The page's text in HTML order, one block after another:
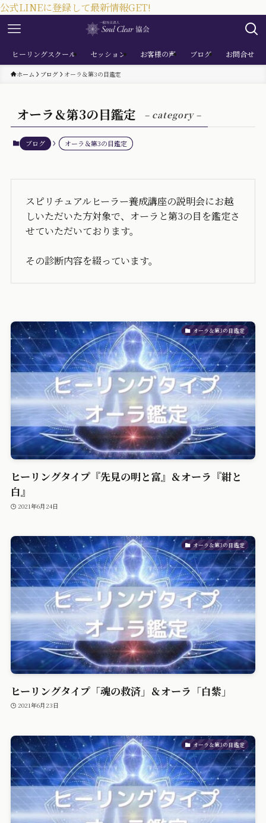
公式LINEに登録して最新情報GET!
ヒーリングスクール セッション お客様の声 ブログ お問合せ
ホーム ブログ オーラ＆第3の目鑑定
オーラ＆第3の目鑑定 – category –
ブログ オーラ＆第3の目鑑定
スピリチュアルヒーラー養成講座の説明会にお越
しいただいた方対象で、オーラと第3の目を鑑定さ
せていただいております。
その診断内容を綴っています。
オーラ＆第3の目鑑定
ヒーリングタイプ『先見の明と富』＆オーラ『紺と
白』
2021年6月24日
オーラ＆第3の目鑑定
ヒーリングタイプ「魂の救済」＆オーラ「白紫」
2021年6月23日
オーラ＆第3の目鑑定